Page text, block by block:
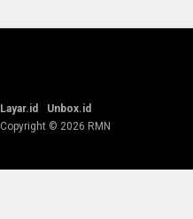
Layar.id
Unbox.id
Copyright © 2026 RMN